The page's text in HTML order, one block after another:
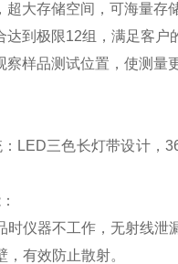
超大存储空间，可海量存
到极限12组，满足客户
样品测试位置，使测量
LED三色长灯带设计，
仪器不工作，无射线泄
有效防止散射。